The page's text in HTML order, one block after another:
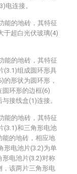
电连接。
能的地砖，其特征
于超白光伏玻璃(4)
能的地砖，其特征
(3.1)组成圆环形具
形状为圆环形，
圆环形的边框(6)
接线盒(1)连接。
能的地砖，其特征
(3.1)和三角形电池
能的地砖，相应地
形电池片(3.2)为单
形电池片(3.2)对称
，该两片三角形电